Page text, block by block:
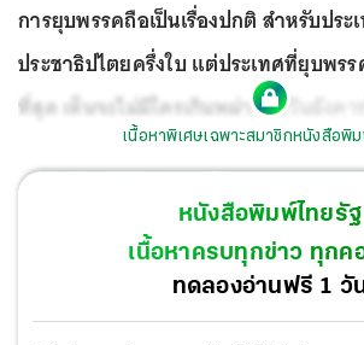
การยุบพรรคถือเป็นเรื่องปกติ สำหรับประ
ประชาธิปไตยครึ่งใบ แต่ประเทศที่ยุบพร
ที่สุด เห็นจะไม่มีใครเกินพม่าเมื่อวันอังคา
กรรมการการเลือกตั้ง (กกต.) พม่า ซึ่งมาจ
รัฐบาลเผด็จการเต็มใบ ประกาศยุบพรรคก
เนื้อหาพิเศษเฉพาะสมาชิกหนังสือพิ
หนังสือพิมพ์ไทยรัฐ
เนื้อหาครบทุกข่าว ทุกค
ทดลองอ่านฟรี 1 วั